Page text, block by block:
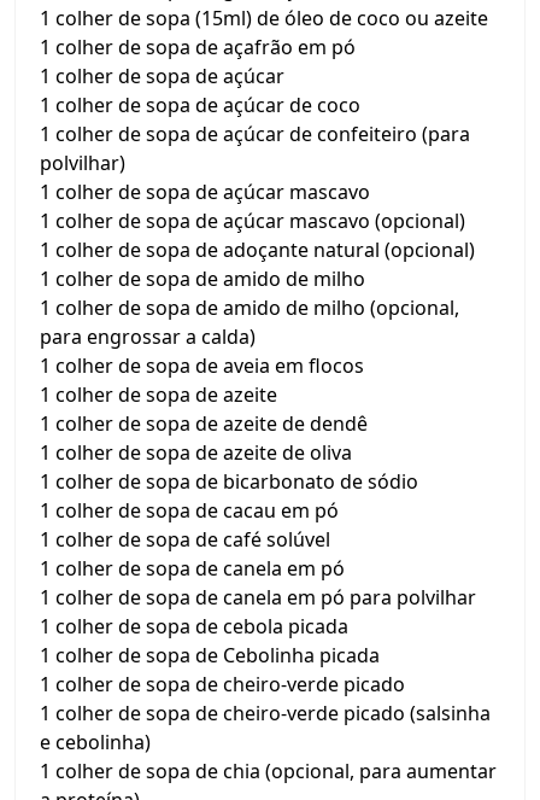
1 colher de sopa (15ml) de óleo de coco ou azeite
1 colher de sopa de açafrão em pó
1 colher de sopa de açúcar
1 colher de sopa de açúcar de coco
1 colher de sopa de açúcar de confeiteiro (para
polvilhar)
1 colher de sopa de açúcar mascavo
1 colher de sopa de açúcar mascavo (opcional)
1 colher de sopa de adoçante natural (opcional)
1 colher de sopa de amido de milho
1 colher de sopa de amido de milho (opcional,
para engrossar a calda)
1 colher de sopa de aveia em flocos
1 colher de sopa de azeite
1 colher de sopa de azeite de dendê
1 colher de sopa de azeite de oliva
1 colher de sopa de bicarbonato de sódio
1 colher de sopa de cacau em pó
1 colher de sopa de café solúvel
1 colher de sopa de canela em pó
1 colher de sopa de canela em pó para polvilhar
1 colher de sopa de cebola picada
1 colher de sopa de Cebolinha picada
1 colher de sopa de cheiro-verde picado
1 colher de sopa de cheiro-verde picado (salsinha
e cebolinha)
1 colher de sopa de chia (opcional, para aumentar